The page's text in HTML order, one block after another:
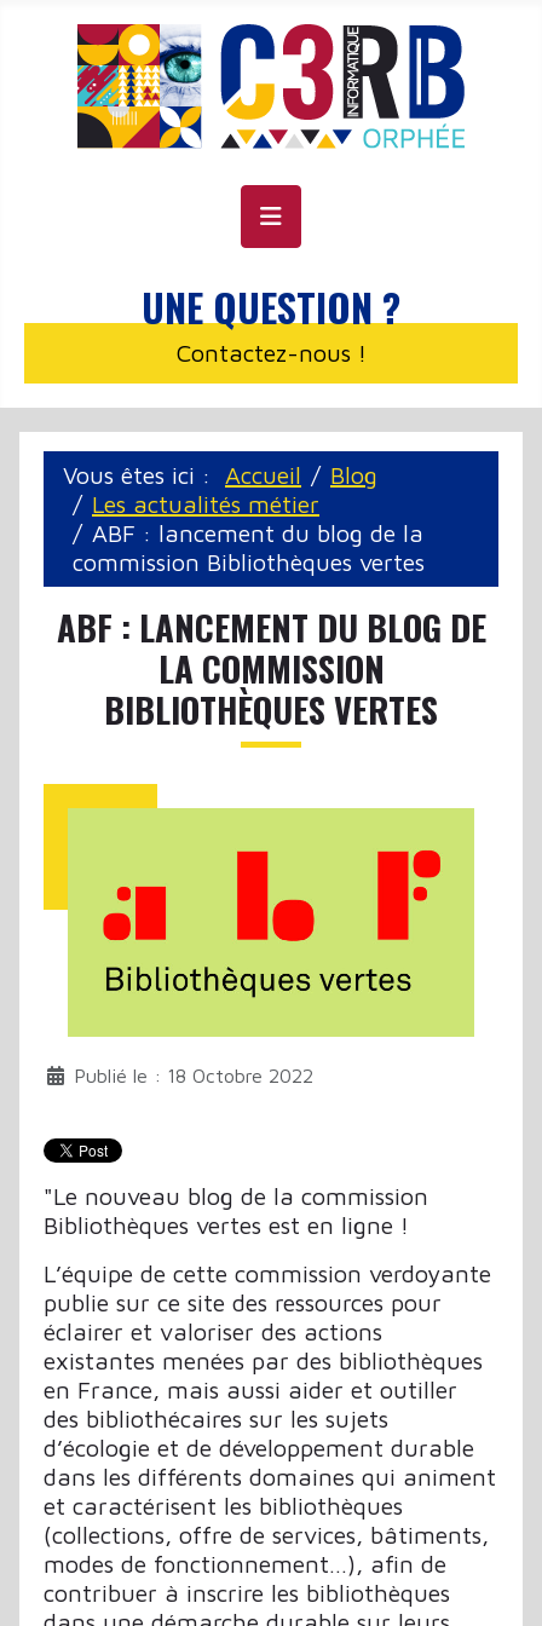
UNE QUESTION ?
Contactez-nous !
Vous êtes ici : Accueil
Blog
Les actualités métier
ABF : lancement du blog de la
commission Bibliothèques vertes
ABF : LANCEMENT DU BLOG DE
LA COMMISSION
BIBLIOTHÈQUES VERTES
Publié le : 18 Octobre 2022
"Le nouveau blog de la commission
Bibliothèques vertes est en ligne !
L’équipe de cette commission verdoyante
publie sur ce site des ressources pour
éclairer et valoriser des actions
existantes menées par des bibliothèques
en France, mais aussi aider et outiller
des bibliothécaires sur les sujets
d’écologie et de développement durable
dans les différents domaines qui animent
et caractérisent les bibliothèques
(collections, offre de services, bâtiments,
modes de fonctionnement…), afin de
contribuer à inscrire les bibliothèques